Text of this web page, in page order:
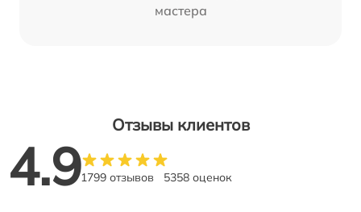
мастера
Отзывы клиентов
4.91799 отзывов 5358 оценок